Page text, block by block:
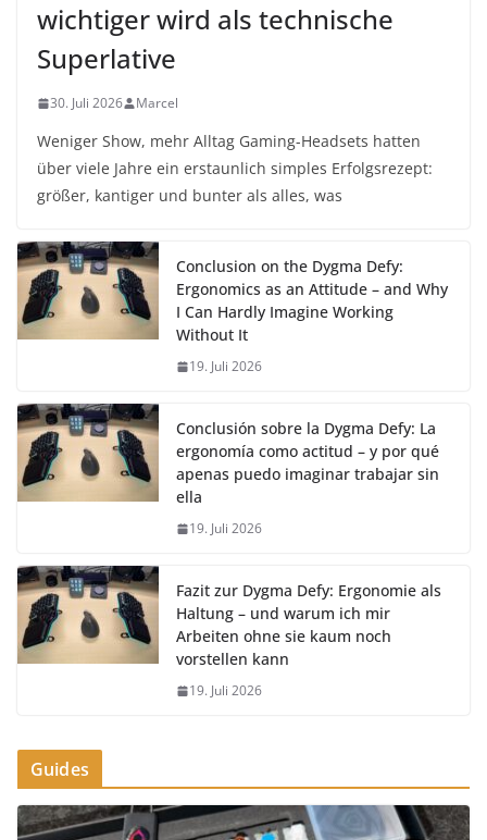
wichtiger wird als technische
Superlative
30. Juli 2026 Marcel
Weniger Show, mehr Alltag Gaming-Headsets hatten
über viele Jahre ein erstaunlich simples Erfolgsrezept:
größer, kantiger und bunter als alles, was
Conclusion on the Dygma Defy:
Ergonomics as an Attitude – and Why
I Can Hardly Imagine Working
Without It
19. Juli 2026
Conclusión sobre la Dygma Defy: La
ergonomía como actitud – y por qué
apenas puedo imaginar trabajar sin
ella
19. Juli 2026
Fazit zur Dygma Defy: Ergonomie als
Haltung – und warum ich mir
Arbeiten ohne sie kaum noch
vorstellen kann
19. Juli 2026
Guides